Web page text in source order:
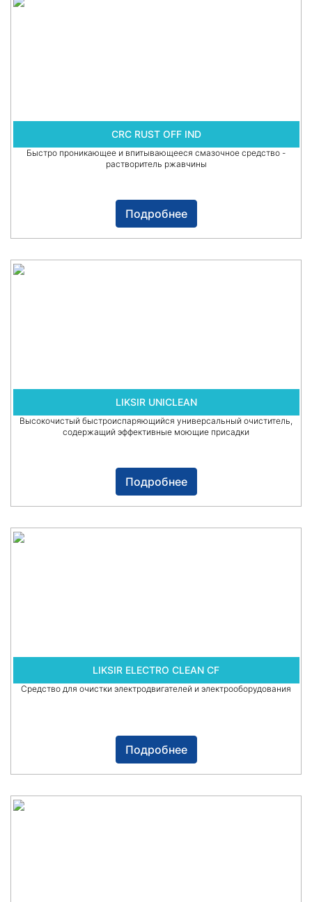
CRC RUST OFF IND
Быстро проникающее и впитывающееся смазочное средство -
растворитель ржавчины
Подробнее
LIKSIR UNICLEAN
Высокочистый быстроиспаряющийся универсальный очиститель,
содержащий эффективные моющие присадки
Подробнее
LIKSIR ELECTRO CLEAN CF
Средство для очистки электродвигателей и электрооборудования
Подробнее